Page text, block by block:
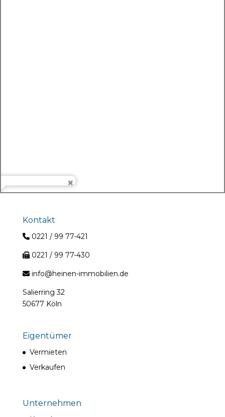
Kontakt
0221 / 99 77-421
0221 / 99 77-430
info@heinen-immobilien.de
Salierring 32
50677 Köln
Eigentümer
Vermieten
Verkaufen
Unternehmen